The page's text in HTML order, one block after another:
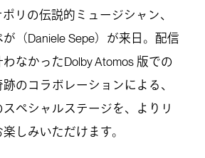
リの伝説的ミュージシャン、
（Daniele Sepe）が来日。配信
なかったDolby Atomos 版での
のコラボレーションによる、
ペシャルステージを、よりリ
しみいただけます。